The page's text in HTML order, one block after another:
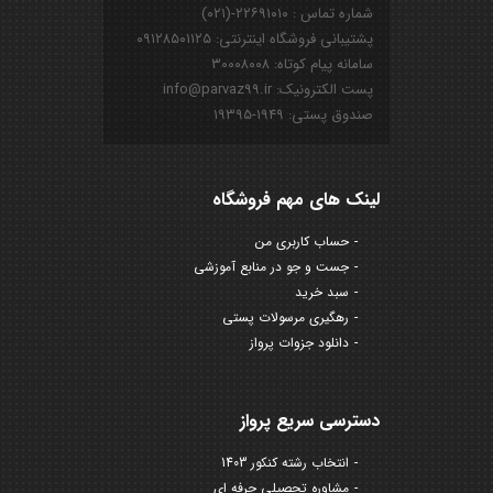
شماره تماس : ۲۲۶۹۱۰۱۰-(۰۲۱)
پشتیبانی فروشگاه اینترنتی: ۰۹۱۲۸۵۰۱۱۲۵
سامانه پیام کوتاه: ۳۰۰۰۸۰۰۸
پست الکترونیک: info@parvaz99.ir
صندوق پستی: ۱۹۴۹-۱۹۳۹۵
لینک های مهم فروشگاه
حساب کاربری من
جست و جو در منابع آموزشی
سبد خرید
رهگیری مرسولات پستی
دانلود جزوات پرواز
دسترسی سریع پرواز
انتخاب رشته کنکور 1403
مشاوره تحصیلی حرفه ای